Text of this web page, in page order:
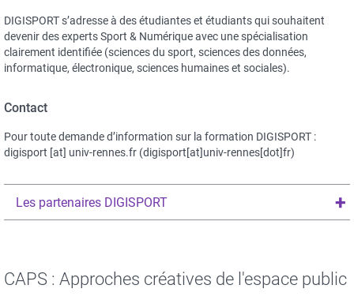
DIGISPORT s’adresse à des étudiantes et étudiants qui souhaitent
devenir des experts Sport & Numérique avec une spécialisation
clairement identifiée (sciences du sport, sciences des données,
informatique, électronique, sciences humaines et sociales).
Contact
Pour toute demande d’information sur la formation DIGISPORT :
digisport [at] univ-rennes.fr (digisport[at]univ-rennes[dot]fr)
Les partenaires DIGISPORT
CAPS : Approches créatives de l'espace public